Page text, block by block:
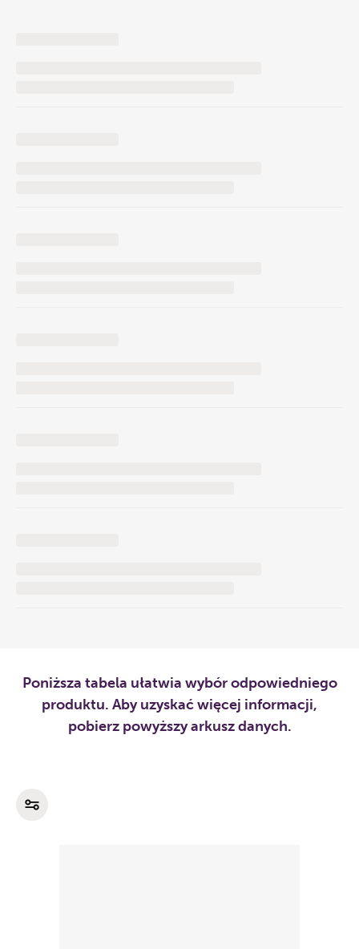
Poniższa tabela ułatwia wybór odpowiedniego
produktu. Aby uzyskać więcej informacji,
pobierz powyższy arkusz danych.